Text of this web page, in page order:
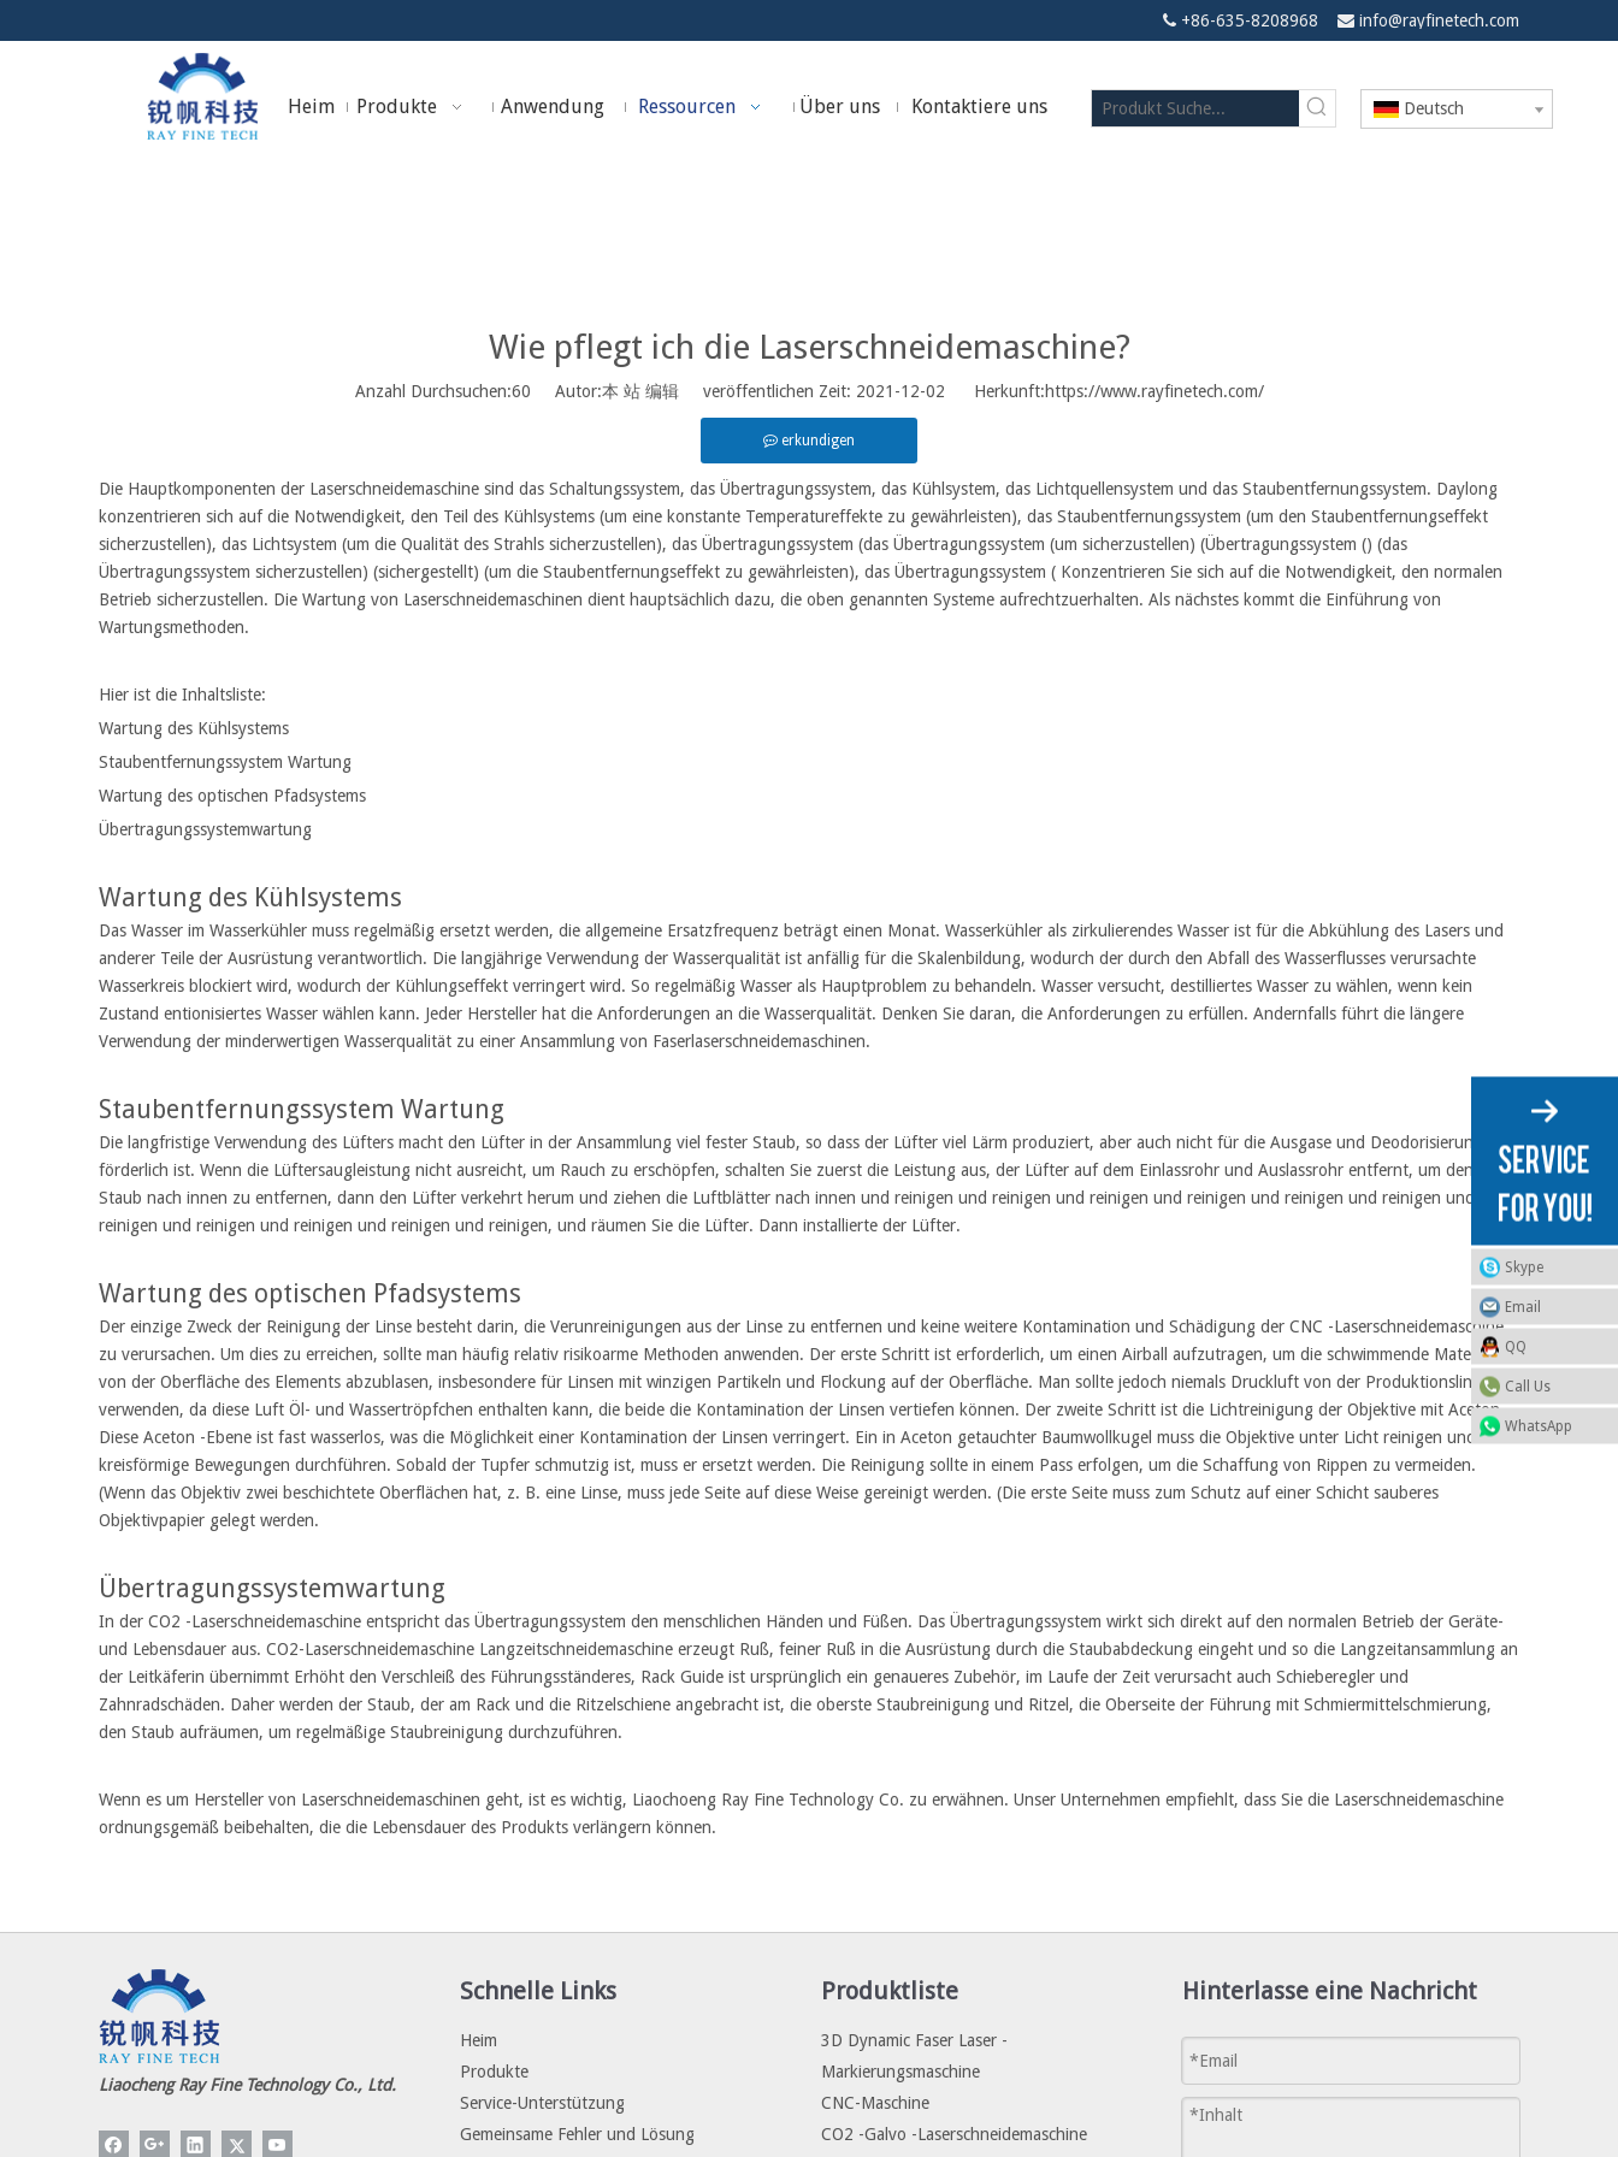
 +86-635-8208968  info@rayfinetech.com
Heim Produkte Anwendung Ressourcen Über uns Kontaktiere uns Deutsch
Wie pflegt ich die Laserschneidemaschine?
Anzahl Durchsuchen:60 Autor:本 站 编辑 veröffentlichen Zeit: 2021-12-02 Herkunft:https://www.rayfinetech.com/
erkundigen
Die Hauptkomponenten der Laserschneidemaschine sind das Schaltungssystem, das Übertragungssystem, das Kühlsystem, das Lichtquellensystem und das Staubentfernungssystem. Daylong
konzentrieren sich auf die Notwendigkeit, den Teil des Kühlsystems (um eine konstante Temperatureffekte zu gewährleisten), das Staubentfernungssystem (um den Staubentfernungseffekt
sicherzustellen), das Lichtsystem (um die Qualität des Strahls sicherzustellen), das Übertragungssystem (das Übertragungssystem (um sicherzustellen) (Übertragungssystem () (das
Übertragungssystem sicherzustellen) (sichergestellt) (um die Staubentfernungseffekt zu gewährleisten), das Übertragungssystem ( Konzentrieren Sie sich auf die Notwendigkeit, den normalen
Betrieb sicherzustellen. Die Wartung von Laserschneidemaschinen dient hauptsächlich dazu, die oben genannten Systeme aufrechtzuerhalten. Als nächstes kommt die Einführung von
Wartungsmethoden.
Hier ist die Inhaltsliste:
Wartung des Kühlsystems
Staubentfernungssystem Wartung
Wartung des optischen Pfadsystems
Übertragungssystemwartung
Wartung des Kühlsystems
Das Wasser im Wasserkühler muss regelmäßig ersetzt werden, die allgemeine Ersatzfrequenz beträgt einen Monat. Wasserkühler als zirkulierendes Wasser ist für die Abkühlung des Lasers und
anderer Teile der Ausrüstung verantwortlich. Die langjährige Verwendung der Wasserqualität ist anfällig für die Skalenbildung, wodurch der durch den Abfall des Wasserflusses verursachte
Wasserkreis blockiert wird, wodurch der Kühlungseffekt verringert wird. So regelmäßig Wasser als Hauptproblem zu behandeln. Wasser versucht, destilliertes Wasser zu wählen, wenn kein
Zustand entionisiertes Wasser wählen kann. Jeder Hersteller hat die Anforderungen an die Wasserqualität. Denken Sie daran, die Anforderungen zu erfüllen. Andernfalls führt die längere
Verwendung der minderwertigen Wasserqualität zu einer Ansammlung von Faserlaserschneidemaschinen.
Staubentfernungssystem Wartung
Die langfristige Verwendung des Lüfters macht den Lüfter in der Ansammlung viel fester Staub, so dass der Lüfter viel Lärm produziert, aber auch nicht für die Ausgase und Deodorisierung
förderlich ist. Wenn die Lüftersaugleistung nicht ausreicht, um Rauch zu erschöpfen, schalten Sie zuerst die Leistung aus, der Lüfter auf dem Einlassrohr und Auslassrohr entfernt, um den
Staub nach innen zu entfernen, dann den Lüfter verkehrt herum und ziehen die Luftblätter nach innen und reinigen und reinigen und reinigen und reinigen und reinigen und reinigen und
reinigen und reinigen und reinigen und reinigen und reinigen, und räumen Sie die Lüfter. Dann installierte der Lüfter.
Wartung des optischen Pfadsystems
Der einzige Zweck der Reinigung der Linse besteht darin, die Verunreinigungen aus der Linse zu entfernen und keine weitere Kontamination und Schädigung der CNC -Laserschneidemaschine
zu verursachen. Um dies zu erreichen, sollte man häufig relativ risikoarme Methoden anwenden. Der erste Schritt ist erforderlich, um einen Airball aufzutragen, um die schwimmende Materie
von der Oberfläche des Elements abzublasen, insbesondere für Linsen mit winzigen Partikeln und Flockung auf der Oberfläche. Man sollte jedoch niemals Druckluft von der Produktionslinie
verwenden, da diese Luft Öl- und Wassertröpfchen enthalten kann, die beide die Kontamination der Linsen vertiefen können. Der zweite Schritt ist die Lichtreinigung der Objektive mit Aceton.
Diese Aceton -Ebene ist fast wasserlos, was die Möglichkeit einer Kontamination der Linsen verringert. Ein in Aceton getauchter Baumwollkugel muss die Objektive unter Licht reinigen und
kreisförmige Bewegungen durchführen. Sobald der Tupfer schmutzig ist, muss er ersetzt werden. Die Reinigung sollte in einem Pass erfolgen, um die Schaffung von Rippen zu vermeiden.
(Wenn das Objektiv zwei beschichtete Oberflächen hat, z. B. eine Linse, muss jede Seite auf diese Weise gereinigt werden. (Die erste Seite muss zum Schutz auf einer Schicht sauberes
Objektivpapier gelegt werden.
Übertragungssystemwartung
In der CO2 -Laserschneidemaschine entspricht das Übertragungssystem den menschlichen Händen und Füßen. Das Übertragungssystem wirkt sich direkt auf den normalen Betrieb der Geräte-
und Lebensdauer aus. CO2-Laserschneidemaschine Langzeitschneidemaschine erzeugt Ruß, feiner Ruß in die Ausrüstung durch die Staubabdeckung eingeht und so die Langzeitansammlung an
der Leitkäferin übernimmt Erhöht den Verschleiß des Führungsständeres, Rack Guide ist ursprünglich ein genaueres Zubehör, im Laufe der Zeit verursacht auch Schieberegler und
Zahnradschäden. Daher werden der Staub, der am Rack und die Ritzelschiene angebracht ist, die oberste Staubreinigung und Ritzel, die Oberseite der Führung mit Schmiermittelschmierung,
den Staub aufräumen, um regelmäßige Staubreinigung durchzuführen.
Wenn es um Hersteller von Laserschneidemaschinen geht, ist es wichtig, Liaochoeng Ray Fine Technology Co. zu erwähnen. Unser Unternehmen empfiehlt, dass Sie die Laserschneidemaschine
ordnungsgemäß beibehalten, die die Lebensdauer des Produkts verlängern können.
Liaocheng Ray Fine Technology Co., Ltd.
Schnelle Links
Heim
Produkte
Service-Unterstützung
Gemeinsame Fehler und Lösung
Produktliste
3D Dynamic Faser Laser -
Markierungsmaschine
CNC-Maschine
CO2 -Galvo -Laserschneidemaschine
Hinterlasse eine Nachricht
Skype
Email
QQ
Call Us
WhatsApp